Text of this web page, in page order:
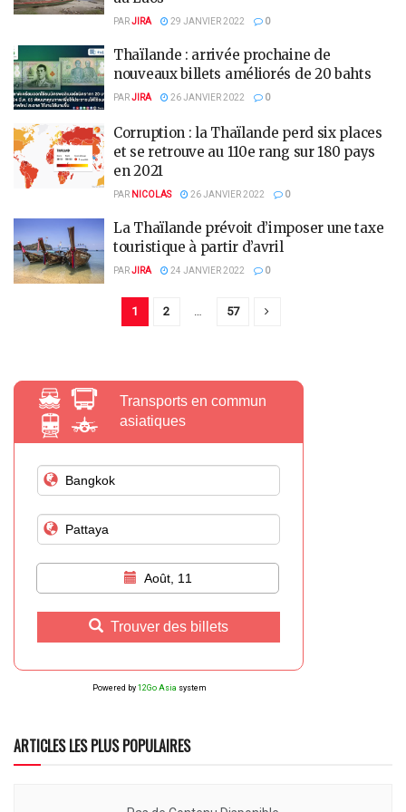
PARJIRA 29 JANVIER 2022 0
Thaïlande : arrivée prochaine de
nouveaux billets améliorés de 20 bahts
PARJIRA 26 JANVIER 2022 0
Corruption : la Thaïlande perd six places
et se retrouve au 110e rang sur 180 pays
en 2021
PAR NICOLAS 26 JANVIER 2022 0
La Thaïlande prévoit d’imposer une taxe
touristique à partir d’avril
PARJIRA 24 JANVIER 2022 0
1 2 57
Transports en commun
asiatiques
Août, 11
Trouver des billets
Powered by 12Go Asia system
ARTICLES LES PLUS POPULAIRES